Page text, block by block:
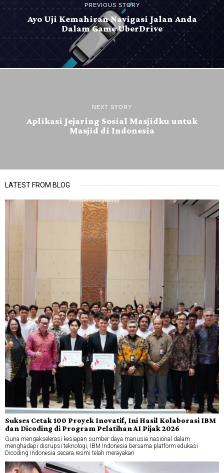
PREVIOUS STORY
Ayo Uji Kemahiran Navigasi Jalan Anda
Dalam Game UberDrive
NEXT STORY
Aplikasi Jejaring Sosial Masjidku untuk
Masjid di Indonesia
LATEST FROM BLOG
Sukses Cetak 100 Proyek Inovatif, Ini Hasil Kolaborasi IBM
dan Dicoding di Program Pelatihan AI Pijak 2026
Guna mengakselerasi kesiapan sumber daya manusia nasional dalam
menghadapi disrupsi teknologi, IBM Indonesia bersama platform edukasi
Dicoding Indonesia secara resmi telah merayakan